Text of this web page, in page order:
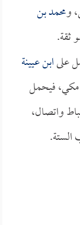
ومحمد بن
ثقة.
علىابن عيينة
مكي، فيحمل
واتصال،